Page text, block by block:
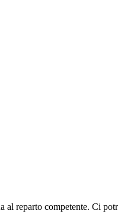
reparto competente. Ci